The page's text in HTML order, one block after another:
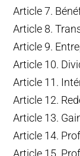
Article 7.
Article 8.
Article 9.
Article 10.
Article 11.
Article 12.
Article 13.
Article 14.
Article 15.